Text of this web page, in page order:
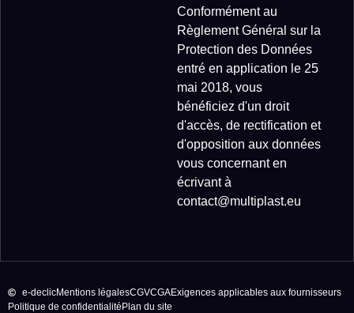
Conformément au
Règlement Général sur la
Protection des Données
entré en application le 25
mai 2018, vous
bénéficiez d'un droit
d'accès, de rectification et
d'opposition aux données
vous concernant en
écrivant à
contact@multiplast.eu
e-declicMentions légalesCGVCGAExigences applicables aux fournisseurs
Politique de confidentialitéPlan du site